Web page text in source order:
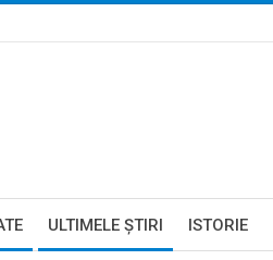
ULTIMELE ŞTIRI ISTORIE